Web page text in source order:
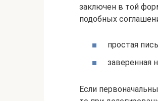
заключен в той
подобных
простая
заверенная
Если